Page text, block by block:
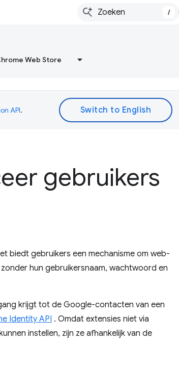
/
Web Store
API.
gebruikers
biedt gebruikers een mechanisme om web-
hun gebruikersnaam, wachtwoord en
krijgt tot de Google-contacten van een
Identity API . Omdat extensies niet via
instellen, zijn ze afhankelijk van de